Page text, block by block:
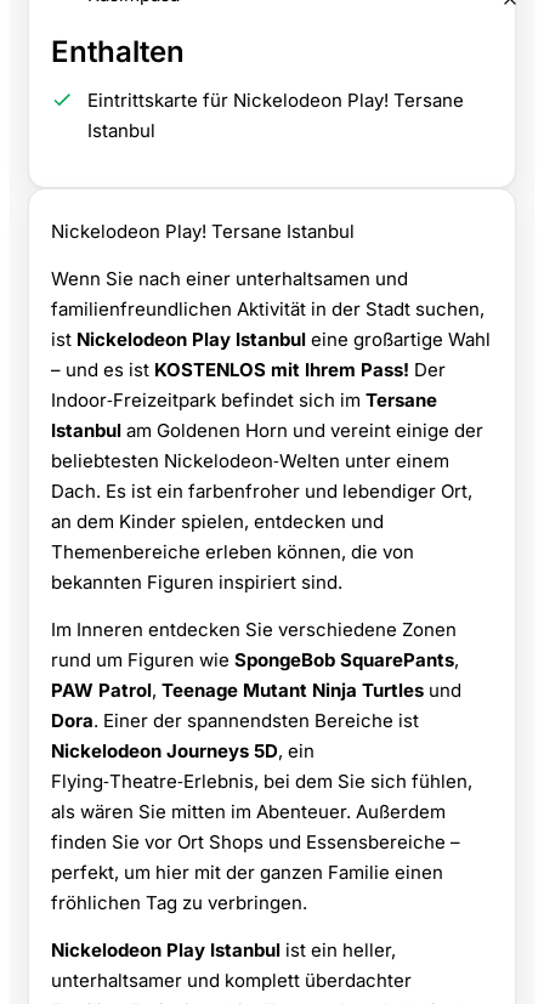
Enthalten
Eintrittskarte für Nickelodeon Play! Tersane
Istanbul
Nickelodeon Play! Tersane Istanbul
Wenn Sie nach einer unterhaltsamen und
familienfreundlichen Aktivität in der Stadt suchen,
ist Nickelodeon Play Istanbul eine großartige Wahl
– und es ist KOSTENLOS mit Ihrem Pass! Der
Indoor‑Freizeitpark befindet sich im Tersane
Istanbul am Goldenen Horn und vereint einige der
beliebtesten Nickelodeon‑Welten unter einem
Dach. Es ist ein farbenfroher und lebendiger Ort,
an dem Kinder spielen, entdecken und
Themenbereiche erleben können, die von
bekannten Figuren inspiriert sind.
Im Inneren entdecken Sie verschiedene Zonen
rund um Figuren wie SpongeBob SquarePants,
PAW Patrol, Teenage Mutant Ninja Turtles und
Dora. Einer der spannendsten Bereiche ist
Nickelodeon Journeys 5D, ein
Flying‑Theatre‑Erlebnis, bei dem Sie sich fühlen,
als wären Sie mitten im Abenteuer. Außerdem
finden Sie vor Ort Shops und Essensbereiche –
perfekt, um hier mit der ganzen Familie einen
fröhlichen Tag zu verbringen.
Nickelodeon Play Istanbul ist ein heller,
unterhaltsamer und komplett überdachter